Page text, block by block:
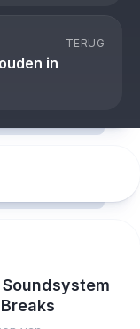
TERUG
in
Soundsystem